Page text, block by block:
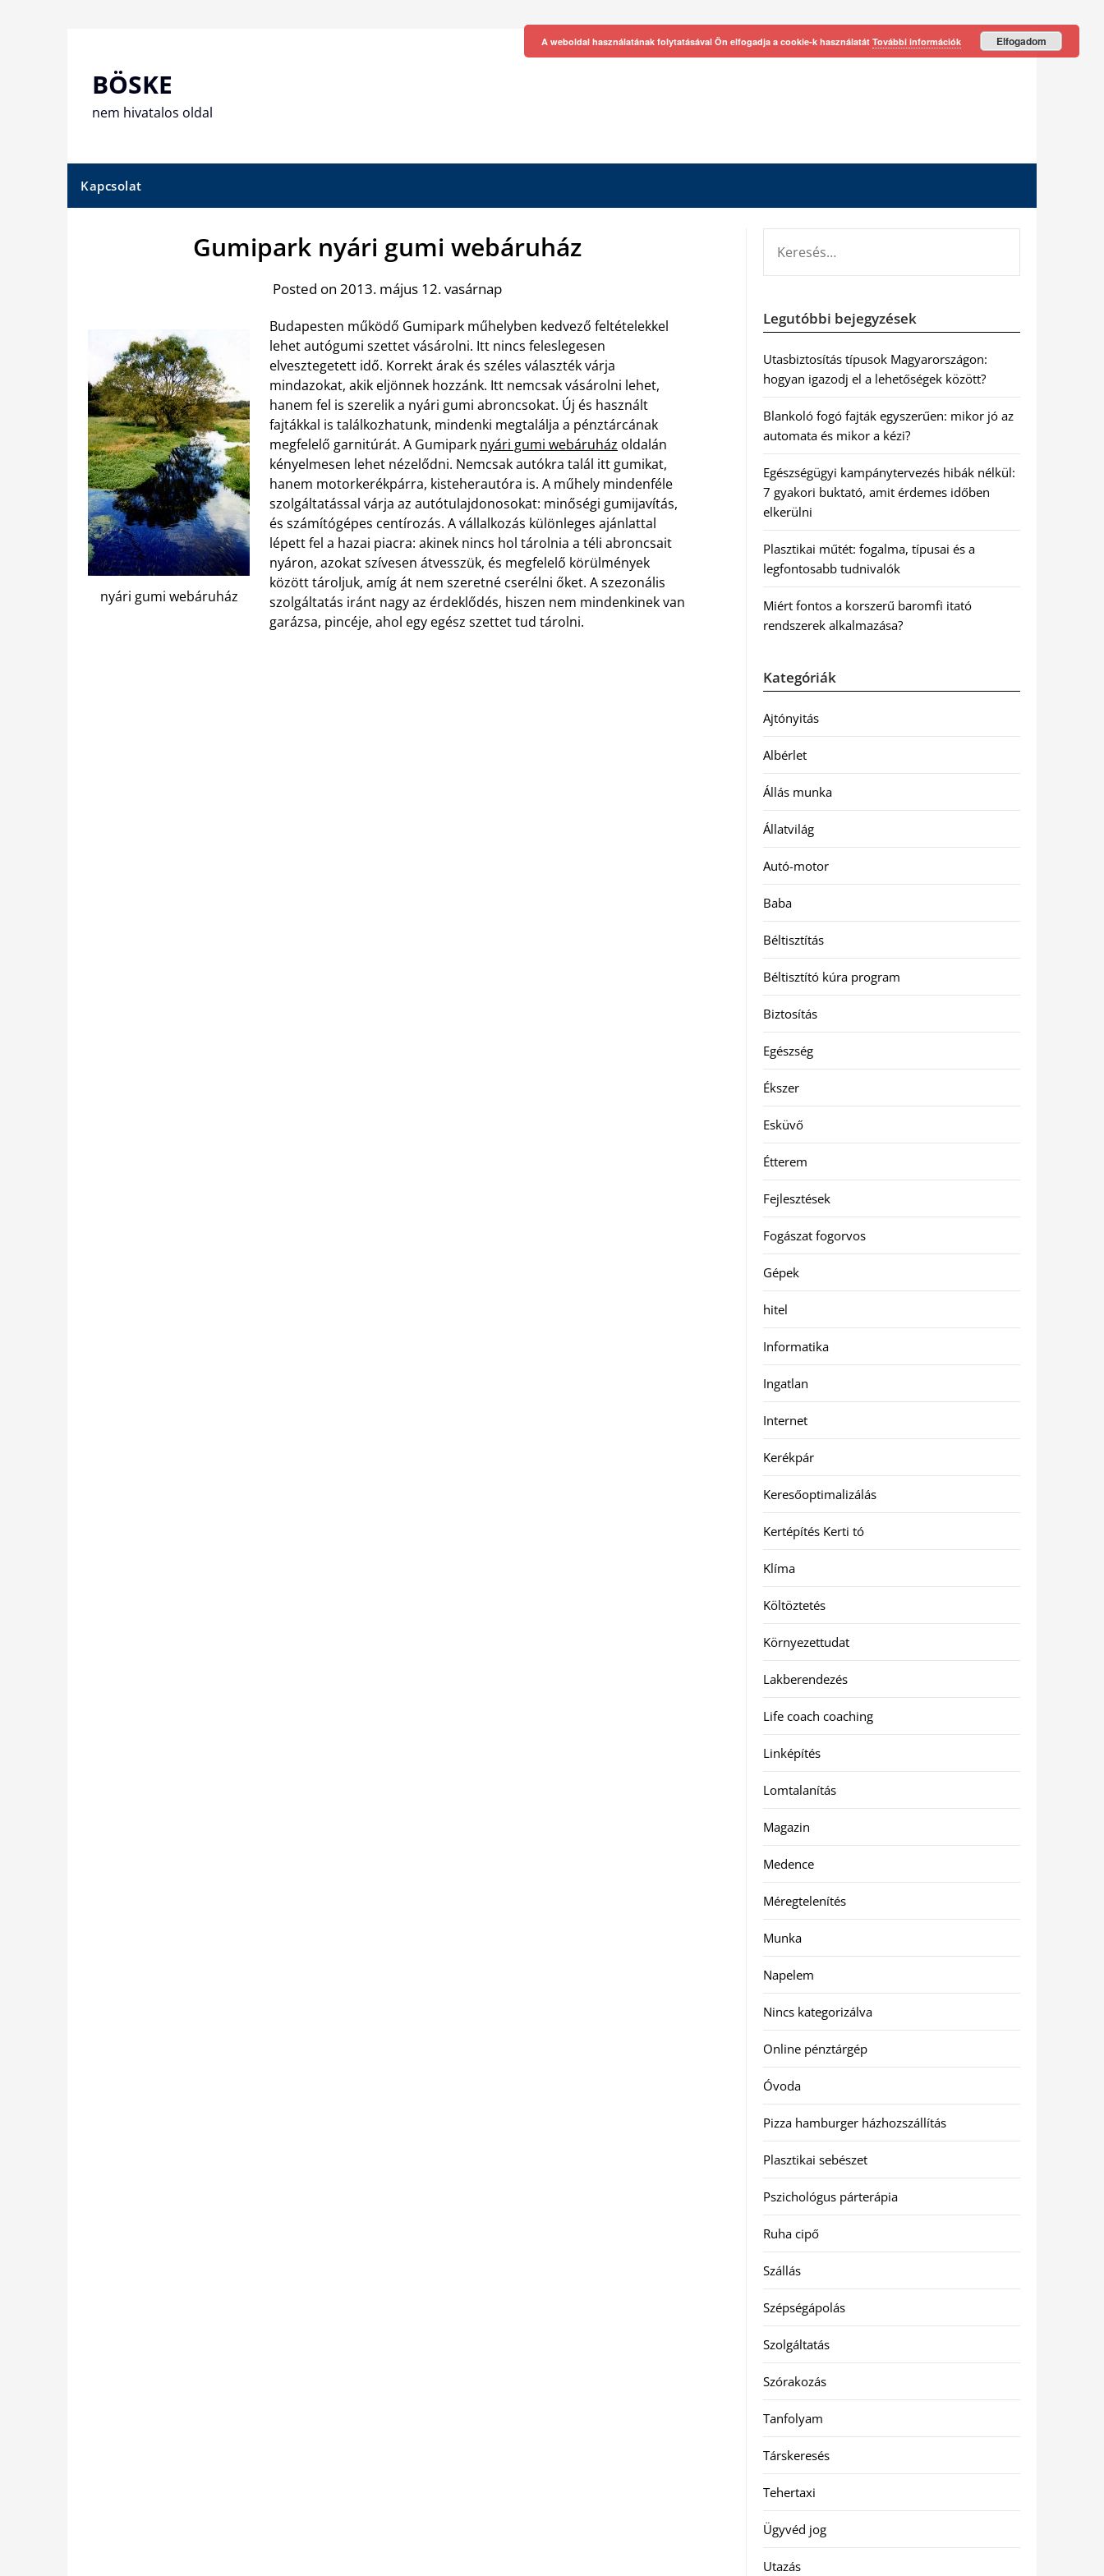
BÖSKE
nem hivatalos oldal
Kapcsolat
Gumipark nyári gumi webáruház
Posted on 2013. május 12. vasárnap
nyári gumi webáruház
Budapesten működő Gumipark műhelyben kedvező feltételekkel
lehet autógumi szettet vásárolni. Itt nincs feleslegesen
elvesztegetett idő. Korrekt árak és széles választék várja
mindazokat, akik eljönnek hozzánk. Itt nemcsak vásárolni lehet,
hanem fel is szerelik a nyári gumi abroncsokat. Új és használt
fajtákkal is találkozhatunk, mindenki megtalálja a pénztárcának
megfelelő garnitúrát. A Gumipark nyári gumi webáruház oldalán
kényelmesen lehet nézelődni. Nemcsak autókra talál itt gumikat,
hanem motorkerékpárra, kisteherautóra is. A műhely mindenféle
szolgáltatással várja az autótulajdonosokat: minőségi gumijavítás,
és számítógépes centírozás. A vállalkozás különleges ajánlattal
lépett fel a hazai piacra: akinek nincs hol tárolnia a téli abroncsait
nyáron, azokat szívesen átvesszük, és megfelelő körülmények
között tároljuk, amíg át nem szeretné cserélni őket. A szezonális
szolgáltatás iránt nagy az érdeklődés, hiszen nem mindenkinek van
garázsa, pincéje, ahol egy egész szettet tud tárolni.
Legutóbbi bejegyzések
Utasbiztosítás típusok Magyarországon:
hogyan igazodj el a lehetőségek között?
Blankoló fogó fajták egyszerűen: mikor jó az
automata és mikor a kézi?
Egészségügyi kampánytervezés hibák nélkül:
7 gyakori buktató, amit érdemes időben
elkerülni
Plasztikai műtét: fogalma, típusai és a
legfontosabb tudnivalók
Miért fontos a korszerű baromfi itató
rendszerek alkalmazása?
Kategóriák
Ajtónyitás
Albérlet
Állás munka
Állatvilág
Autó-motor
Baba
Béltisztítás
Béltisztító kúra program
Biztosítás
Egészség
Ékszer
Esküvő
Étterem
Fejlesztések
Fogászat fogorvos
Gépek
hitel
Informatika
Ingatlan
Internet
Kerékpár
Keresőoptimalizálás
Kertépítés Kerti tó
Klíma
Költöztetés
Környezettudat
Lakberendezés
Life coach coaching
Linképítés
Lomtalanítás
Magazin
Medence
Méregtelenítés
Munka
Napelem
Nincs kategorizálva
Online pénztárgép
Óvoda
Pizza hamburger házhozszállítás
Plasztikai sebészet
Pszichológus párterápia
Ruha cipő
Szállás
Szépségápolás
Szolgáltatás
Szórakozás
Tanfolyam
Társkeresés
Tehertaxi
Ügyvéd jog
Utazás
A weboldal használatának folytatásával Ön elfogadja a cookie-k használatát További információk Elfogadom